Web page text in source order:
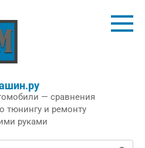
— сравнения
тюнингу и ремонту
руками